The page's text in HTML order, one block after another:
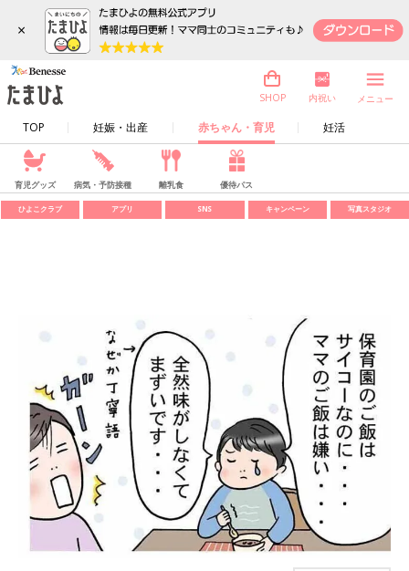
×
TOP 妊娠・出産 赤ちゃん・育児 妊活
SHOP 内祝い メニュー
育児グッズ 病気・予防接種 離乳食 優待パス
ひよこクラブ アプリ SNS キャンペーン 写真スタジオ